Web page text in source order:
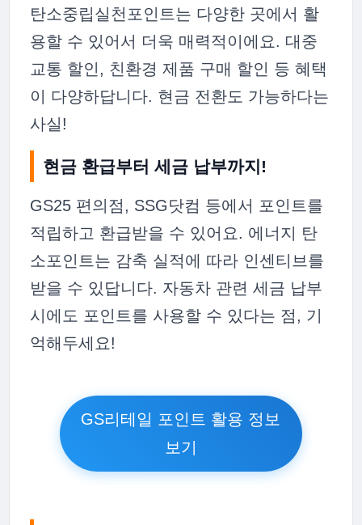
탄소중립실천포인트는 다양한 곳에서 활
용할 수 있어서 더욱 매력적이에요. 대중
교통 할인, 친환경 제품 구매 할인 등 혜택
이 다양하답니다. 현금 전환도 가능하다는
사실!
현금 환급부터 세금 납부까지!
GS25 편의점, SSG닷컴 등에서 포인트를
적립하고 환급받을 수 있어요. 에너지 탄
소포인트는 감축 실적에 따라 인센티브를
받을 수 있답니다. 자동차 관련 세금 납부
시에도 포인트를 사용할 수 있다는 점, 기
억해두세요!
GS리테일 포인트 활용 정보
보기